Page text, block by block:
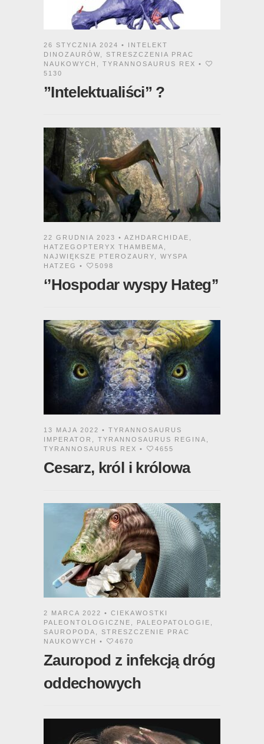
26 STYCZNIA 2024 • INTELEKT
DINOZAURÓW
STRESZCZENIA PRAC
NAUKOWYCH
TYRANNOSAURUS REX •
5130
”Intelektualiści” ?
22 GRUDNIA 2023 • AZHDARCHIDAE
HATZEGOPTERYX THAMBEMA
NAJWIĘKSZE PTEROZAURY
WYSPA
HATZEG
• 5098
‘’Hospodar wyspy Hateg’’
13 MAJA 2022 • TYRANNOSAURUS
IMPERATOR
TYRANNOSAURUS REGINA
TYRANNOSAURUS REX • 4655
Cesarz, król i królowa
2 MARCA 2022 • CIEKAWOSTKI
PALEONTOLOGICZNE
PALEOPATOLOGIE
SAUROPODA
STRESZCZENIE PRAC
NAUKOWYCH
• 4670
Zauropod z infekcją dróg
oddechowych